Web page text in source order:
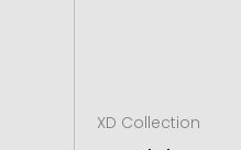
XD Collection